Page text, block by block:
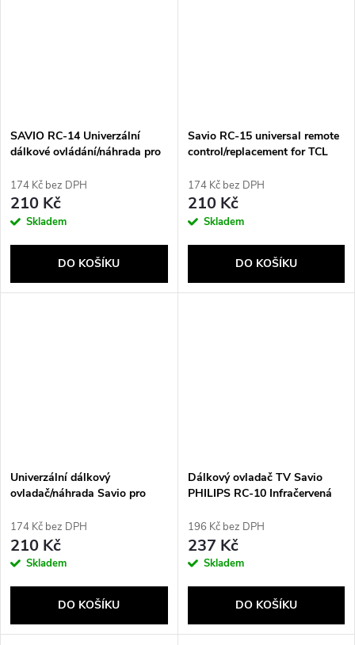
SAVIO RC-14 Univerzální
dálkové ovládání/náhrada pro
174 Kč bez DPH
210 Kč
Skladem
DO KOŠÍKU
Savio RC-15 universal remote
control/replacement for TCL
IR Wireless Tlačítka
174 Kč bez DPH
210 Kč
Skladem
DO KOŠÍKU
Univerzální dálkový
ovladač/náhrada Savio pro
174 Kč bez DPH
210 Kč
Skladem
DO KOŠÍKU
Dálkový ovladač TV Savio
PHILIPS RC-10 Infračervená
196 Kč bez DPH
237 Kč
Skladem
DO KOŠÍKU